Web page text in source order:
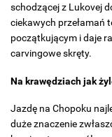
schodzącej z Lukovej
ciekawych przełamań
początkującym i daje
carvingowe skręty.
Na krawędziach jak
Jazdę na Chopoku
duże znaczenie